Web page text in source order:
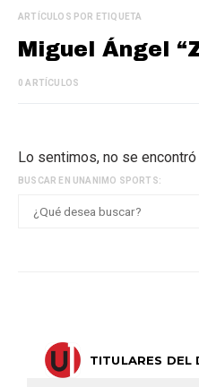
ARTÍCULOS POR ETIQUETA
Miguel Ángel
0 ARTÍCULOS
Lo sentimos, no se encontró
BUSCAR EN UNANIMO SPORTS:
TITULARES DEL